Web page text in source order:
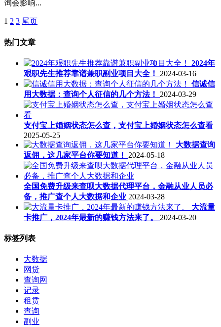
询会影响...
1 2 3 尾页
热门文章
2024年
艰职先生推荐靠谱兼职副业项目大全！
2024-03-16
信诚信
用大数据：查询个人征信的几个方法！
2024-03-29
支付宝上婚姻状态怎么查，支付宝上婚姻状态怎么查看
2025-05-25
大数据查询
返佣，这几家平台你要知道！
2024-05-18
全国免费升级来查呗大数据代理平台，金融从业人员必
备，推广查个人大数据和企业 2024-03-28
大流量
卡推广，2024年最新的赚钱方法来了。
2024-03-20
标签列表
大数据
网贷
查询网
记录
租赁
查询
副业